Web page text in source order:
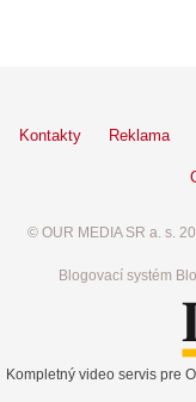
Kontakty Reklama
© OUR MEDIA SR a. s.
Blogovací systém
Kompletný video servis pre